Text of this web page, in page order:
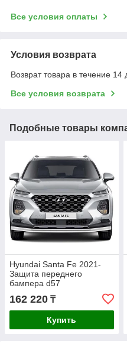
Все условия оплаты
Условия возврата
Возврат товара в течение 14
Все условия возврата
Подобные товары
Hyundai Santa Fe 2021-
Защита переднего
бампера d57
162 220 ₸
Купить